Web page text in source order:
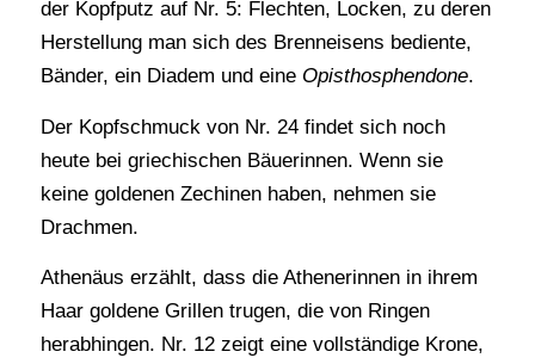
der Kopfputz auf Nr. 5: Flechten, Locken, zu deren
Herstellung man sich des Brenneisens bediente,
Bänder, ein Diadem und eine Opisthosphendone.
Der Kopfschmuck von Nr. 24 findet sich noch
heute bei griechischen Bäuerinnen. Wenn sie
keine goldenen Zechinen haben, nehmen sie
Drachmen.
Athenäus erzählt, dass die Athenerinnen in ihrem
Haar goldene Grillen trugen, die von Ringen
herabhingen. Nr. 12 zeigt eine vollständige Krone,